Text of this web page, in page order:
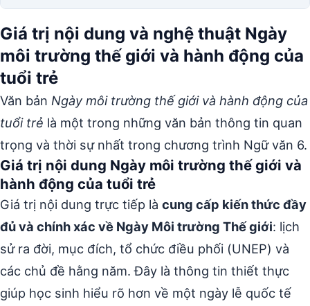
Giá trị nội dung và nghệ thuật Ngày
môi trường thế giới và hành động của
tuổi trẻ
Văn bản Ngày môi trường thế giới và hành động của
tuổi trẻ là một trong những văn bản thông tin quan
trọng và thời sự nhất trong chương trình Ngữ văn 6.
Giá trị nội dung Ngày môi trường thế giới và
hành động của tuổi trẻ
Giá trị nội dung trực tiếp là cung cấp kiến thức đầy
đủ và chính xác về Ngày Môi trường Thế giới: lịch
sử ra đời, mục đích, tổ chức điều phối (UNEP) và
các chủ đề hằng năm. Đây là thông tin thiết thực
giúp học sinh hiểu rõ hơn về một ngày lễ quốc tế